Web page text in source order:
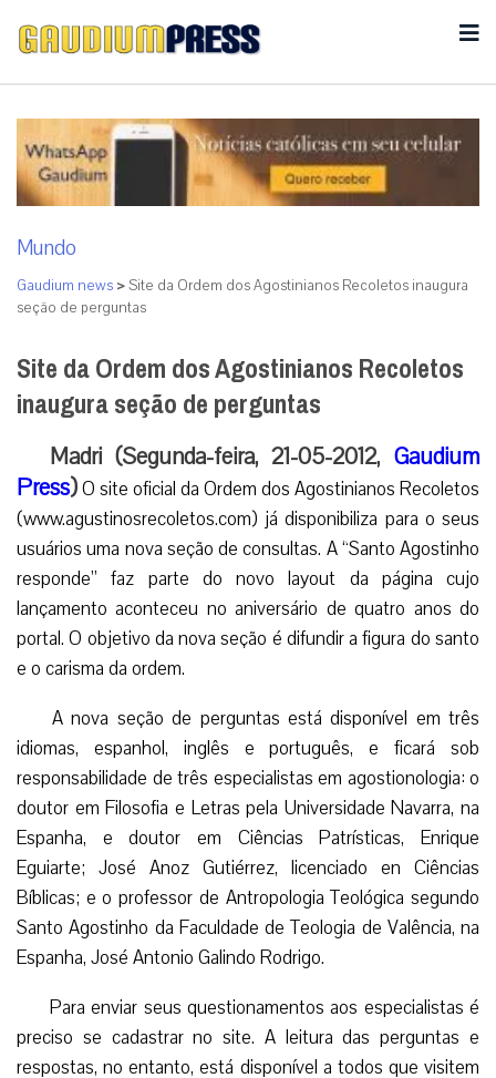
Mundo
Gaudium news >Site da Ordem dos Agostinianos Recoletos inaugura
seção de perguntas
Site da Ordem dos Agostinianos Recoletos
inaugura seção de perguntas
Madri (Segunda-feira, 21-05-2012, Gaudium
Press)O site oficial da Ordem dos Agostinianos Recoletos
(www.agustinosrecoletos.com) já disponibiliza para o seus
usuários uma nova seção de consultas. A “Santo Agostinho
responde” faz parte do novo layout da página cujo
lançamento aconteceu no aniversário de quatro anos do
portal. O objetivo da nova seção é difundir a figura do santo
e o carisma da ordem.
A nova seção de perguntas está disponível em três
idiomas, espanhol, inglês e português, e ficará sob
responsabilidade de três especialistas em agostionologia: o
doutor em Filosofia e Letras pela Universidade Navarra, na
Espanha, e doutor em Ciências Patrísticas, Enrique
Eguiarte; José Anoz Gutiérrez, licenciado en Ciências
Bíblicas; e o professor de Antropologia Teológica segundo
Santo Agostinho da Faculdade de Teologia de Valência, na
Espanha, José Antonio Galindo Rodrigo.
Para enviar seus questionamentos aos especialistas é
preciso se cadastrar no site. A leitura das perguntas e
respostas, no entanto, está disponível a todos que visitem